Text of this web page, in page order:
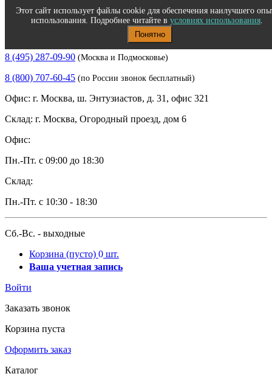
Полиграфическое и офисное оборудование
8 (495) 287-09-90 (Москва и Подмосковье)
8 (800) 707-60-45 (по России звонок бесплатный)
Офис: г. Москва, ш. Энтузиастов, д. 31, офис 321
Склад: г. Москва, Огородный проезд, дом 6
Офис:
Пн.-Пт. с 09:00 до 18:30
Склад:
Пн.-Пт. с 10:30 - 18:30
Сб.-Вс. - выходные
Корзина (пусто) 0 шт.
Ваша учетная запись
Войти
Заказать звонок
Корзина пуста
Оформить заказ
Каталог
Этот сайт использует файлы cookie для обеспечения наилучшего
использования. Подробнее читайте в условиях использования.
Понятно